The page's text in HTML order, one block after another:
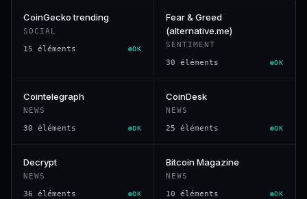
CoinGecko trending
SOCIAL
15 éléments OK
Fear & Greed
(alternative.me)
SENTIMENT
30 éléments OK
Cointelegraph
NEWS
30 éléments OK
CoinDesk
NEWS
25 éléments OK
Decrypt
NEWS
36 éléments OK
Bitcoin Magazine
NEWS
10 éléments OK